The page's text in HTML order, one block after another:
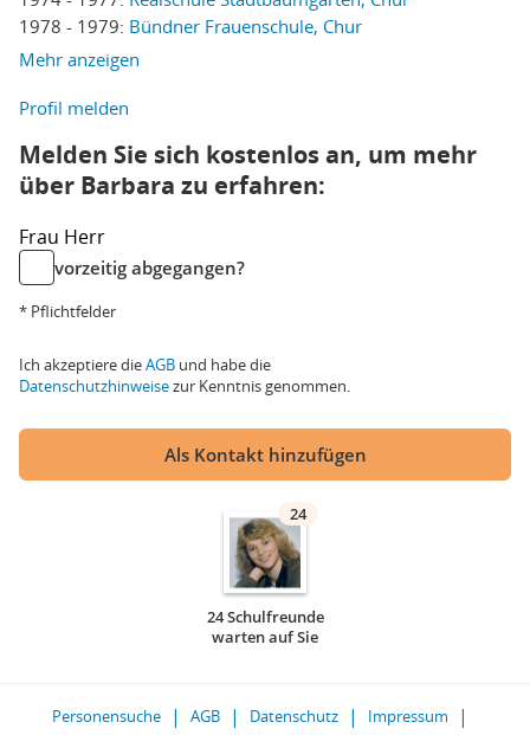
1978 - 1979: Bündner Frauenschule, Chur
Mehr anzeigen
Profil melden
Melden Sie sich kostenlos an, um mehr
über Barbara zu erfahren:
Frau Herr
vorzeitig abgegangen?
* Pflichtfelder
Ich akzeptiere dieAGB und habe die
Datenschutzhinweisezur Kenntnis genommen.
Als Kontakt hinzufügen
24
24 Schulfreunde
warten auf Sie
Personensuche AGB Datenschutz
Impressum